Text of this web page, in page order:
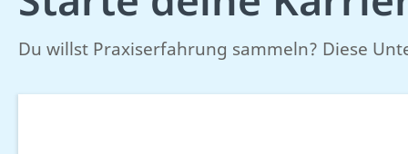
Du willst Praxiserfahrung sammeln? Diese